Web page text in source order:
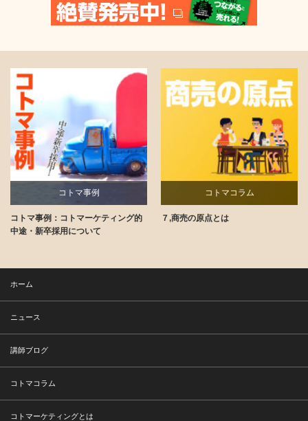
コトマ事例
講師ブログ
コトマ事例：コトマーケティング的
中途・新卒採用について
コトマコラム
７,商売の原点とは
ホーム
ニュース
講師ブログ
コトマコラム
コトマーケティングとは